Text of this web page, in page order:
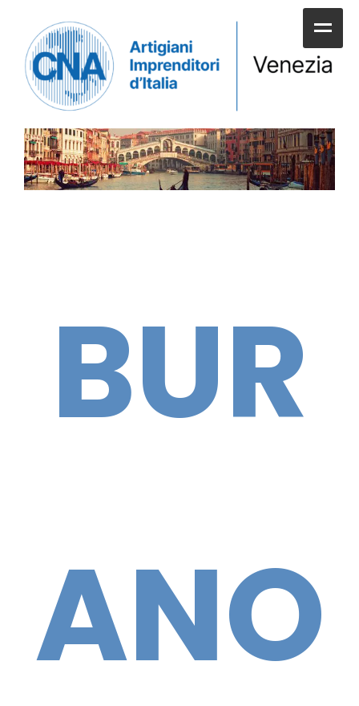
HOME
SERVIZI ALLE IMPRESE
CNA NEL TERRITORIO
BUR
ANO